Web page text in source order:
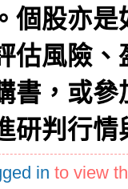
個股亦
估風險
書，或
研判行
in to view